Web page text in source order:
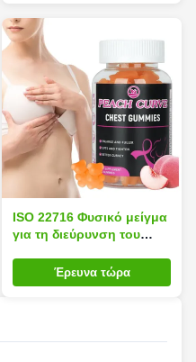
ISO 22716 Φυσικό μείγμα
για τη διεύρυνση του
τον όγκο Σφιχτή
ανύψωση για πλήρη
Έρευνα τώρα